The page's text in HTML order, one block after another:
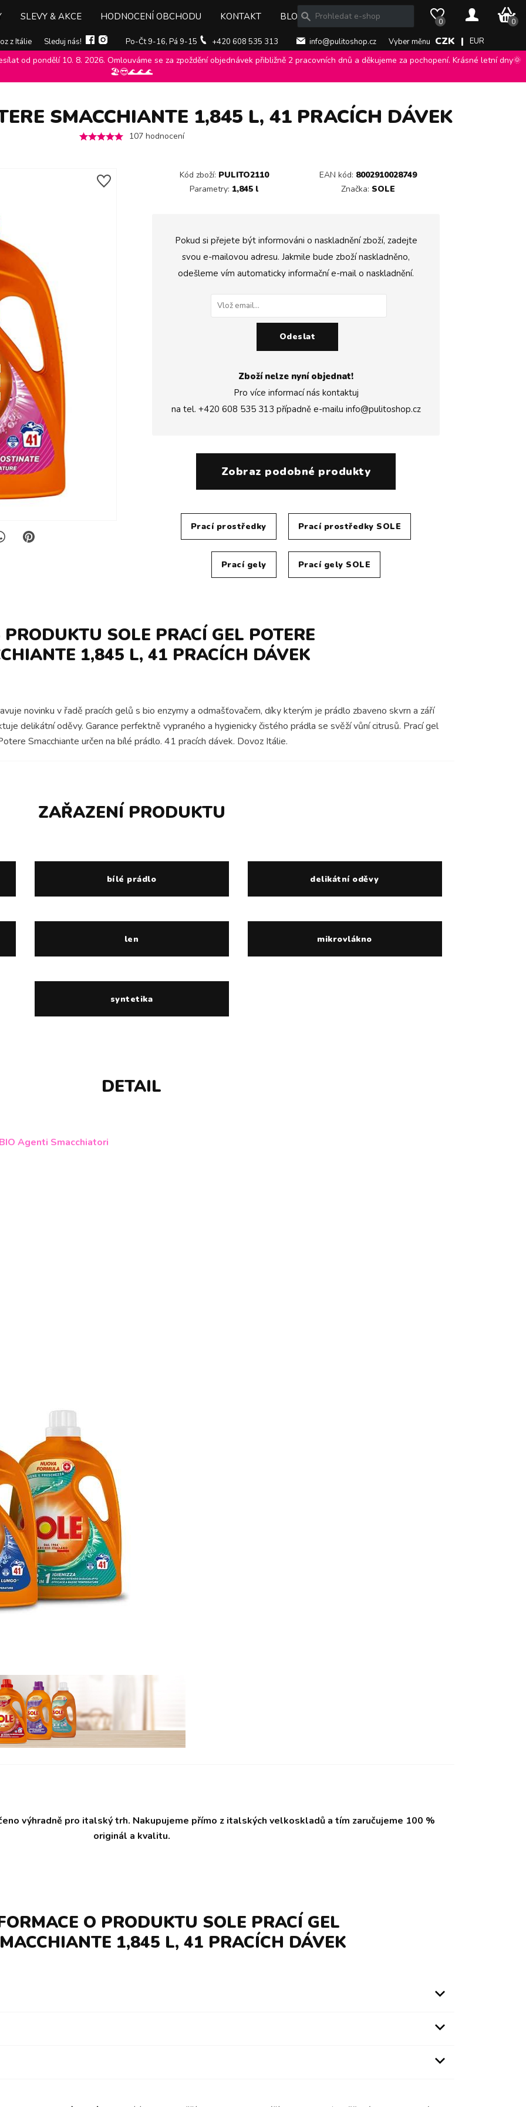
z Itálie Sleduj nás! Po-Čt 9-16, Pá 9-15 +420 608 535 313 info@pulitoshop.cz Vyber měnu CZK | EUR
SLEVY & AKCE HODNOCENÍ OBCHODU KONTAKT BLOG 0 0
0 Kč
od pondělí 10. 8. 2026. Omlouváme se za zpoždění objednávek přibližně 2 pracovních dnů a děkujeme za pochopení. Krásné letní dny🌞
🏖️😎🌊🌊🌊
Prací gely sole Sole prací gel Potere Smacchiante 1,845 l, 41 pracích dávek
SMACCHIANTE 1,845 L, 41 PRACÍCH DÁVEK
107hodnocení
Kód zboží: PULITO2110 EAN kód: 8002910028749
Parametry: 1,845 l Značka: SOLE
Pokud si přejete být informováni o naskladnění zboží, zadejte
svou e-mailovou adresu. Jakmile bude zboží naskladněno,
odešleme vím automaticky informační e-mail o naskladnění.
Odeslat
Zboží nelze nyní objednat!
Pro více informací nás kontaktuj
na tel. +420 608 535 313 případně e-mailu info@pulitoshop.cz
Zobraz podobné produkty
Prací prostředky Prací prostředky SOLE
Prací gely Prací gely SOLE
SOLE PRACÍ GEL POTERE
1,845 L, 41 PRACÍCH DÁVEK
novinku v řadě pracích gelů s bio enzymy a odmašťovačem, díky kterým je prádlo zbaveno skvrn a září
delikátní oděvy. Garance perfektně vypraného a hygienicky čistého prádla se svěží vůní citrusů. Prací gel
Smacchiante určen na bílé prádlo. 41 pracích dávek. Dovoz Itálie.
ZAŘAZENÍ PRODUKTU
bílé prádlo delikátní oděvy
len mikrovlákno
syntetika
DETAIL
Agenti Smacchiatori
výhradně pro italský trh. Nakupujeme přímo z italských velkoskladů a tím zaručujeme 100 %
originál a kvalitu.
O PRODUKTU SOLE PRACÍ GEL
1,845 L, 41 PRACÍCH DÁVEK